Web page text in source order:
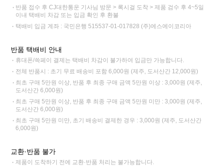
반품 접수 후 CJ대한통운 기사님 방문 > 록시걸 도착 > 제품 검수 후 4~5일
이내 택배비 차감 또는 입금 확인 후 환불
택배비 입금 계좌 : 국민은행 515537-01-017828 (주)에스에이코리아
반품 택배비 안내
휴대폰/쓱페이 결제는 택배비 차감이 불가하여 입금만 가능합니다.
전체 반품시 : 초기 무료 배송비 포함 6,000원 (제주, 도서산간 12,000원)
최초 구매 5만원 이상, 반품 후 최종 구매 금액 5만원 이상 : 3,000원 (제주,
도서산간 6,000원)
최초 구매 5만원 이상, 반품 후 최종 구매 금액 5만원 미만 : 3,000원 (제주,
도서산간 6,000원)
최초 구매 5만원 미만, 초기 배송비 결제한 경우 : 3,000원 (제주, 도서산간
6,000원)
교환·반품 불가
제품이 도착하기 전에 교환·반품 처리는 불가능합니다.